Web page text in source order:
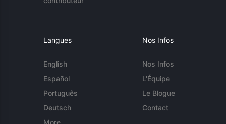
Langues
English
Español
Português
Deutsch
More...
Nos Infos
Nos Infos
L'Équipe
Le Blogue
Contact